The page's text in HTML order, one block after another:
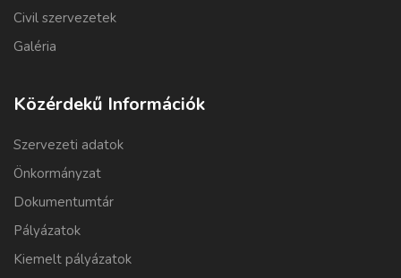
Civil szervezetek
Galéria
Közérdekű Információk
Szervezeti adatok
Önkormányzat
Dokumentumtár
Pályázatok
Kiemelt pályázatok